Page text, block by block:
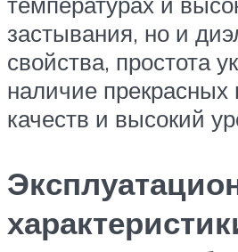
застывания, но и
свойства, простота
наличие
качеств и высокий